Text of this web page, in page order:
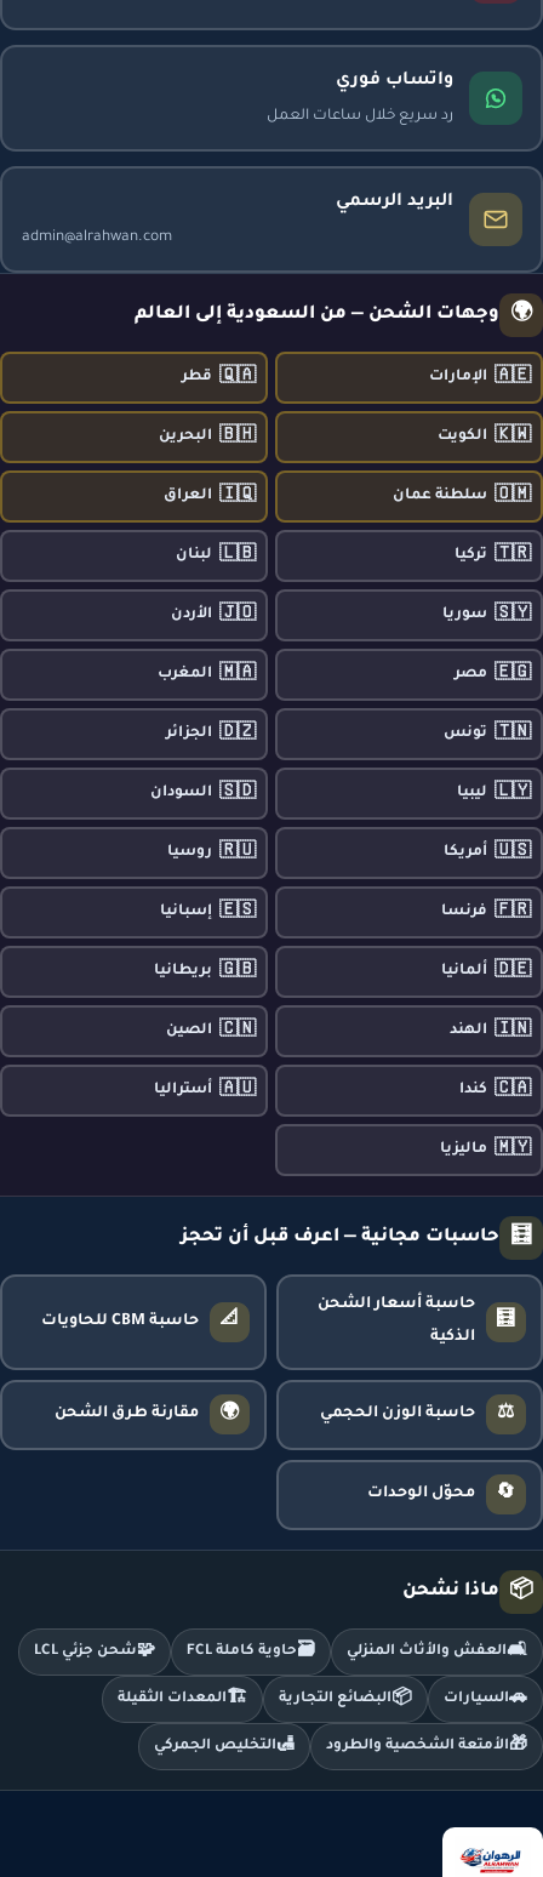
واتساب فوري
رد سريع خلال ساعات العمل
البريد الرسمي
admin@alrahwan.com
🌍 وجهات الشحن — من السعودية إلى العالم
🇦🇪 الإمارات 🇶🇦 قطر
🇰🇼 الكويت 🇧🇭 البحرين
🇴🇲 سلطنة عمان 🇮🇶 العراق
🇹🇷 تركيا 🇱🇧 لبنان
🇸🇾 سوريا 🇯🇴 الأردن
🇪🇬 مصر 🇲🇦 المغرب
🇹🇳 تونس 🇩🇿 الجزائر
🇱🇾 ليبيا 🇸🇩 السودان
🇺🇸 أمريكا 🇷🇺 روسيا
🇫🇷 فرنسا 🇪🇸 إسبانيا
🇩🇪 ألمانيا 🇬🇧 بريطانيا
🇮🇳 الهند 🇨🇳 الصين
🇨🇦 كندا 🇦🇺 أستراليا
🇲🇾 ماليزيا
🧮 حاسبات مجانية — اعرف قبل أن تحجز
🧮
حاسبة أسعار الشحن
الذكية
📐 حاسبة CBM للحاويات
⚖️ حاسبة الوزن الحجمي 🌍 مقارنة طرق الشحن
🔄 محوّل الوحدات
📦 ماذا نشحن
🛋️العفش والأثاث المنزلي 🗃️حاوية كاملة FCL 🧩شحن جزئي LCL
🚗السيارات 📦البضائع التجارية 🏗️المعدات الثقيلة
🎁الأمتعة الشخصية والطرود 🛃التخليص الجمركي